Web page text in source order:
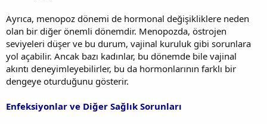
Ayrıca, menopoz dönemi de hormonal değişikliklere neden
olan bir diğer önemli dönemdir. Menopozda, östrojen
seviyeleri düşer ve bu durum, vajinal kuruluk gibi sorunlara
yol açabilir. Ancak bazı kadınlar, bu dönemde bile vajinal
akıntı deneyimleyebilirler, bu da hormonlarının farklı bir
dengeye oturduğunu gösterir.
Enfeksiyonlar ve Diğer Sağlık Sorunları